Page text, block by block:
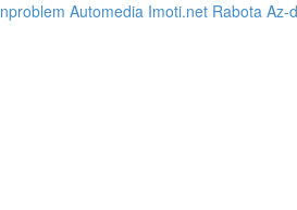
Automedia Imoti.net Rabota Az-